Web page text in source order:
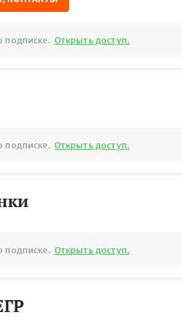
подписке. Открыть доступ.
подписке. Открыть доступ.
подписке. Открыть доступ.